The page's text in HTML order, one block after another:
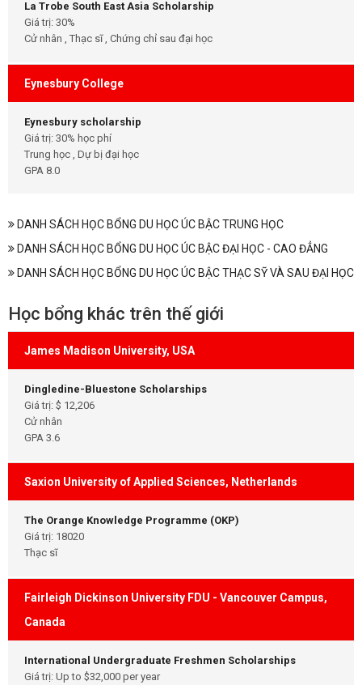
La Trobe South East Asia Scholarship
Giá trị: 30%
Cử nhân , Thạc sĩ , Chứng chỉ sau đại học
Eynesbury College
Eynesbury scholarship
Giá trị: 30% học phí
Trung học , Dự bị đại học
GPA 8.0
DANH SÁCH HỌC BỔNG DU HỌC ÚC BẬC TRUNG HỌC
DANH SÁCH HỌC BỔNG DU HỌC ÚC BẬC ĐẠI HỌC - CAO ĐẲNG
DANH SÁCH HỌC BỔNG DU HỌC ÚC BẬC THẠC SỸ VÀ SAU ĐẠI HỌC
Học bổng khác trên thế giới
James Madison University, USA
Dingledine-Bluestone Scholarships
Giá trị: $ 12,206
Cử nhân
GPA 3.6
Saxion University of Applied Sciences, Netherlands
The Orange Knowledge Programme (OKP)
Giá trị: 18020
Thạc sĩ
Fairleigh Dickinson University FDU - Vancouver Campus,
Canada
International Undergraduate Freshmen Scholarships
Giá trị: Up to $32,000 per year